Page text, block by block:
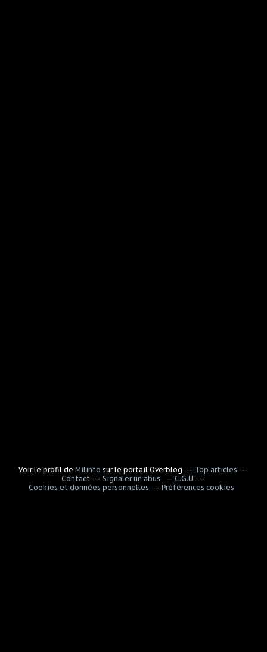
Voir le profil deMilinfo sur le portail Overblog
Top articles
Contact
Signaler un abus
C.G.U.
Cookies et données personnelles
Préférences cookies